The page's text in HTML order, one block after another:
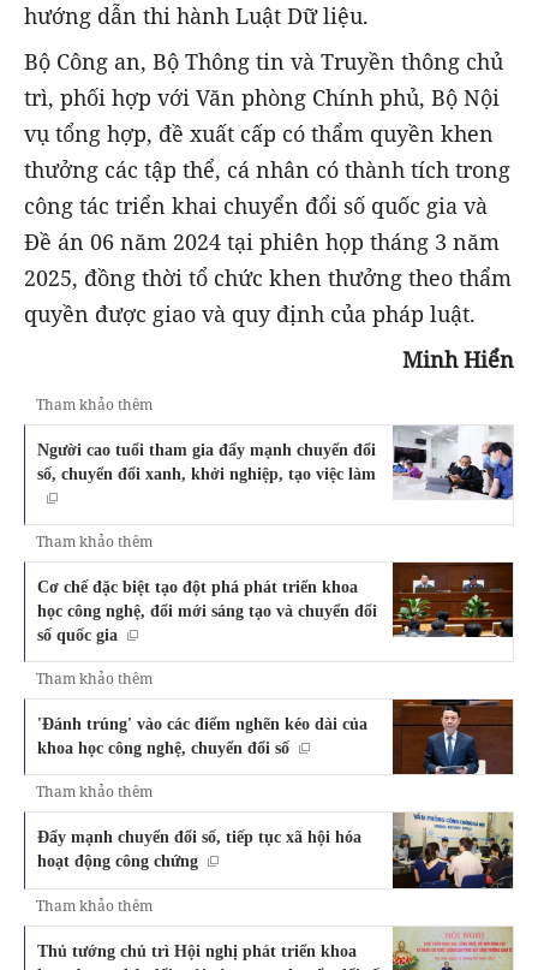
hướng dẫn thi hành Luật Dữ liệu.
Bộ Công an, Bộ Thông tin và Truyền thông chủ
trì, phối hợp với Văn phòng Chính phủ, Bộ Nội
vụ tổng hợp, đề xuất cấp có thẩm quyền khen
thưởng các tập thể, cá nhân có thành tích trong
công tác triển khai chuyển đổi số quốc gia và
Đề án 06 năm 2024 tại phiên họp tháng 3 năm
2025, đồng thời tổ chức khen thưởng theo thẩm
quyền được giao và quy định của pháp luật.
Minh Hiển
Tham khảo thêm
Người cao tuổi tham gia đẩy mạnh chuyển đổi
số, chuyển đổi xanh, khởi nghiệp, tạo việc làm
Tham khảo thêm
Cơ chế đặc biệt tạo đột phá phát triển khoa
học công nghệ, đổi mới sáng tạo và chuyển đổi
số quốc gia
Tham khảo thêm
'Đánh trúng' vào các điểm nghẽn kéo dài của
khoa học công nghệ, chuyển đổi số
Tham khảo thêm
Đẩy mạnh chuyển đổi số, tiếp tục xã hội hóa
hoạt động công chứng
Tham khảo thêm
Thủ tướng chủ trì Hội nghị phát triển khoa